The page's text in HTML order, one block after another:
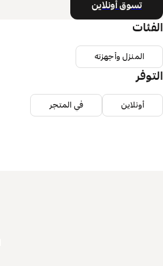
تسوق أونلاين
الفئات
المنزل وأجهزته
التوفر
أونلاين في المتجر